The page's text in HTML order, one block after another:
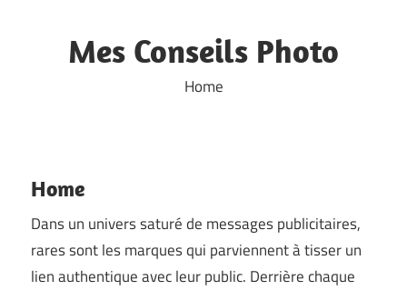
contentMes Conseils Photo
Home
Home
Dans un univers saturé de messages publicitaires,
rares sont les marques qui parviennent à tisser un
lien authentique avec leur public. Derrière chaque